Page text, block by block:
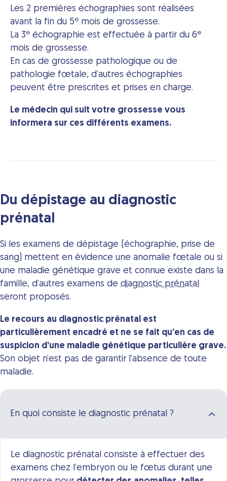
Les 2 premières échographies sont réalisées
avant la fin du 5e mois de grossesse.
La 3e échographie est effectuée à partir du 6e
mois de grossesse.
En cas de grossesse pathologique ou de
pathologie fœtale, d’autres échographies
peuvent être prescrites et prises en charge.
Le médecin qui suit votre grossesse vous
informera sur ces différents examens.
Du dépistage au diagnostic
prénatal
Si les examens de dépistage (échographie, prise de
sang) mettent en évidence une anomalie fœtale ou si
une maladie génétique grave et connue existe dans la
famille, d’autres examens de diagnostic prénatal
seront proposés.
Le recours au diagnostic prénatal est
particulièrement encadré et ne se fait qu’en cas de
suspicion d’une maladie génétique particulière grave.
Son objet n’est pas de garantir l’absence de toute
maladie.
En quoi consiste le diagnostic prénatal ?
Le diagnostic prénatal consiste à effectuer des
examens chez l’embryon ou le fœtus durant une